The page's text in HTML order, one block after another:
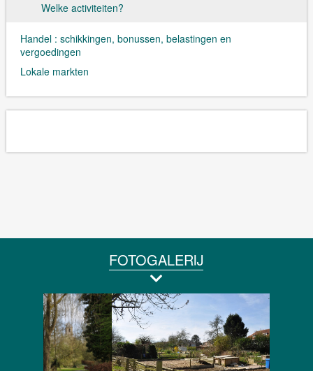
Welke activiteiten?
Handel : schikkingen, bonussen, belastingen en
vergoedingen
Lokale markten
FOTOGALERIJ